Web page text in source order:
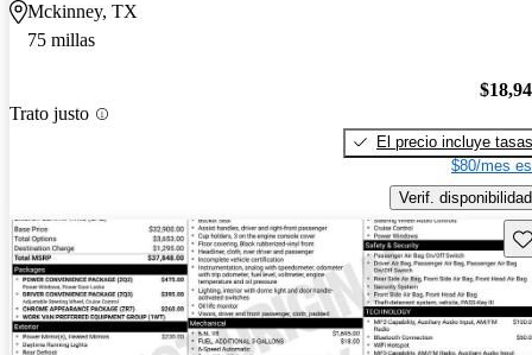
Mckinney, TX
75 millas
Trato justo
El precio incluye tasas
$80/mes
Verif. disponibilidad